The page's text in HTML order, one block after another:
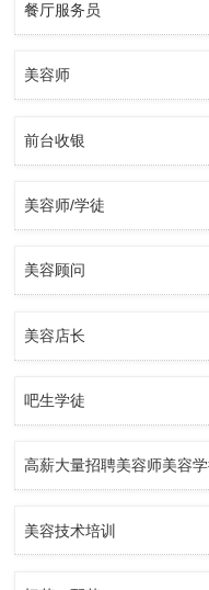
餐厅服务员
美容师
前台收银
美容师/学徒
美容顾问
美容店长
吧生学徒
高薪大量招聘美容师美容
美容技术培训